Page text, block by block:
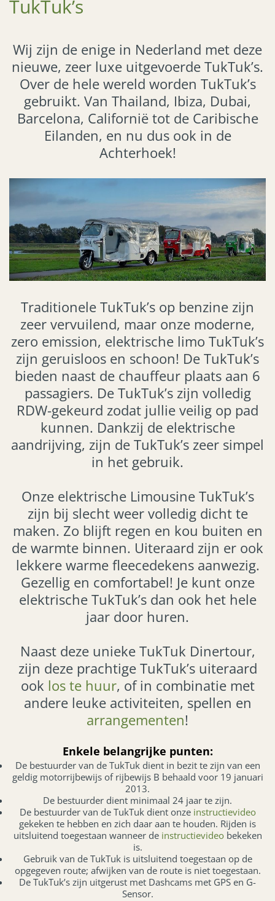
TukTuk’s
Wij zijn de enige in Nederland met deze
nieuwe, zeer luxe uitgevoerde TukTuk’s.
Over de hele wereld worden TukTuk’s
gebruikt. Van Thailand, Ibiza, Dubai,
Barcelona, Californië tot de Caribische
Eilanden, en nu dus ook in de
Achterhoek!
Traditionele TukTuk’s op benzine zijn
zeer vervuilend, maar onze moderne,
zero emission, elektrische limo TukTuk’s
zijn geruisloos en schoon! De TukTuk’s
bieden naast de chauffeur plaats aan 6
passagiers. De TukTuk’s zijn volledig
RDW-gekeurd zodat jullie veilig op pad
kunnen. Dankzij de elektrische
aandrijving, zijn de TukTuk’s zeer simpel
in het gebruik.
Onze elektrische Limousine TukTuk’s
zijn bij slecht weer volledig dicht te
maken. Zo blijft regen en kou buiten en
de warmte binnen. Uiteraard zijn er ook
lekkere warme fleecedekens aanwezig.
Gezellig en comfortabel! Je kunt onze
elektrische TukTuk’s dan ook het hele
jaar door huren.
Naast deze unieke TukTuk Dinertour,
zijn deze prachtige TukTuk’s uiteraard
ook los te huur, of in combinatie met
andere leuke activiteiten, spellen en
arrangementen!
Enkele belangrijke punten:
De bestuurder van de TukTuk dient in bezit te zijn van een
geldig motorrijbewijs of rijbewijs B behaald voor 19 januari
2013.
De bestuurder dient minimaal 24 jaar te zijn.
De bestuurder van de TukTuk dient onze instructievideo
gekeken te hebben en zich daar aan te houden. Rijden is
uitsluitend toegestaan wanneer de instructievideobekeken
is.
Gebruik van de TukTuk is uitsluitend toegestaan op de
opgegeven route; afwijken van de route is niet toegestaan.
De TukTuk’s zijn uitgerust met Dashcams met GPS en G-
Sensor.